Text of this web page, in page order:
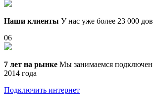
Наши клиенты У нас уже более 23 000
06
7 лет на рынке Мы занимаемся
2014 года
Подключить интернет